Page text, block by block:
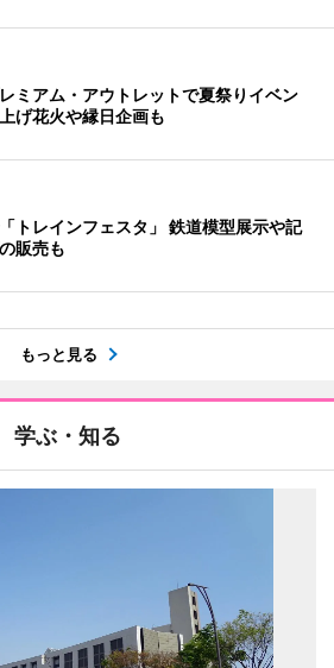
ミアム・アウトレットで夏祭りイベン
げ花火や縁日企画も
トレインフェスタ」 鉄道模型展示や記
販売も
もっと見る
学ぶ・知る